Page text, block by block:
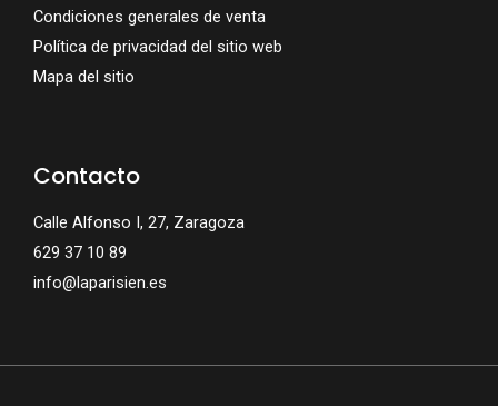
Condiciones generales de venta
Política de privacidad del sitio web
Mapa del sitio
Contacto
Calle Alfonso I, 27, Zaragoza
629 37 10 89
info@laparisien.es